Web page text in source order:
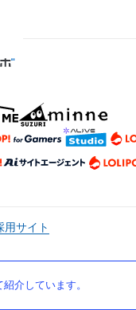
用サイト
介しています。